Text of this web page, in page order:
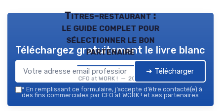
Titres-restaurant :
le guide complet pour
sélectionner le bon
partenaire
CFO at WORK ! — 2026
Téléchargez gratuitement le livre blanc
➔ Télécharger
* En remplissant ce formulaire, j’accepte d’être contacté(e) à
des fins commerciales par CFO at WORK ! et ses partenaires.